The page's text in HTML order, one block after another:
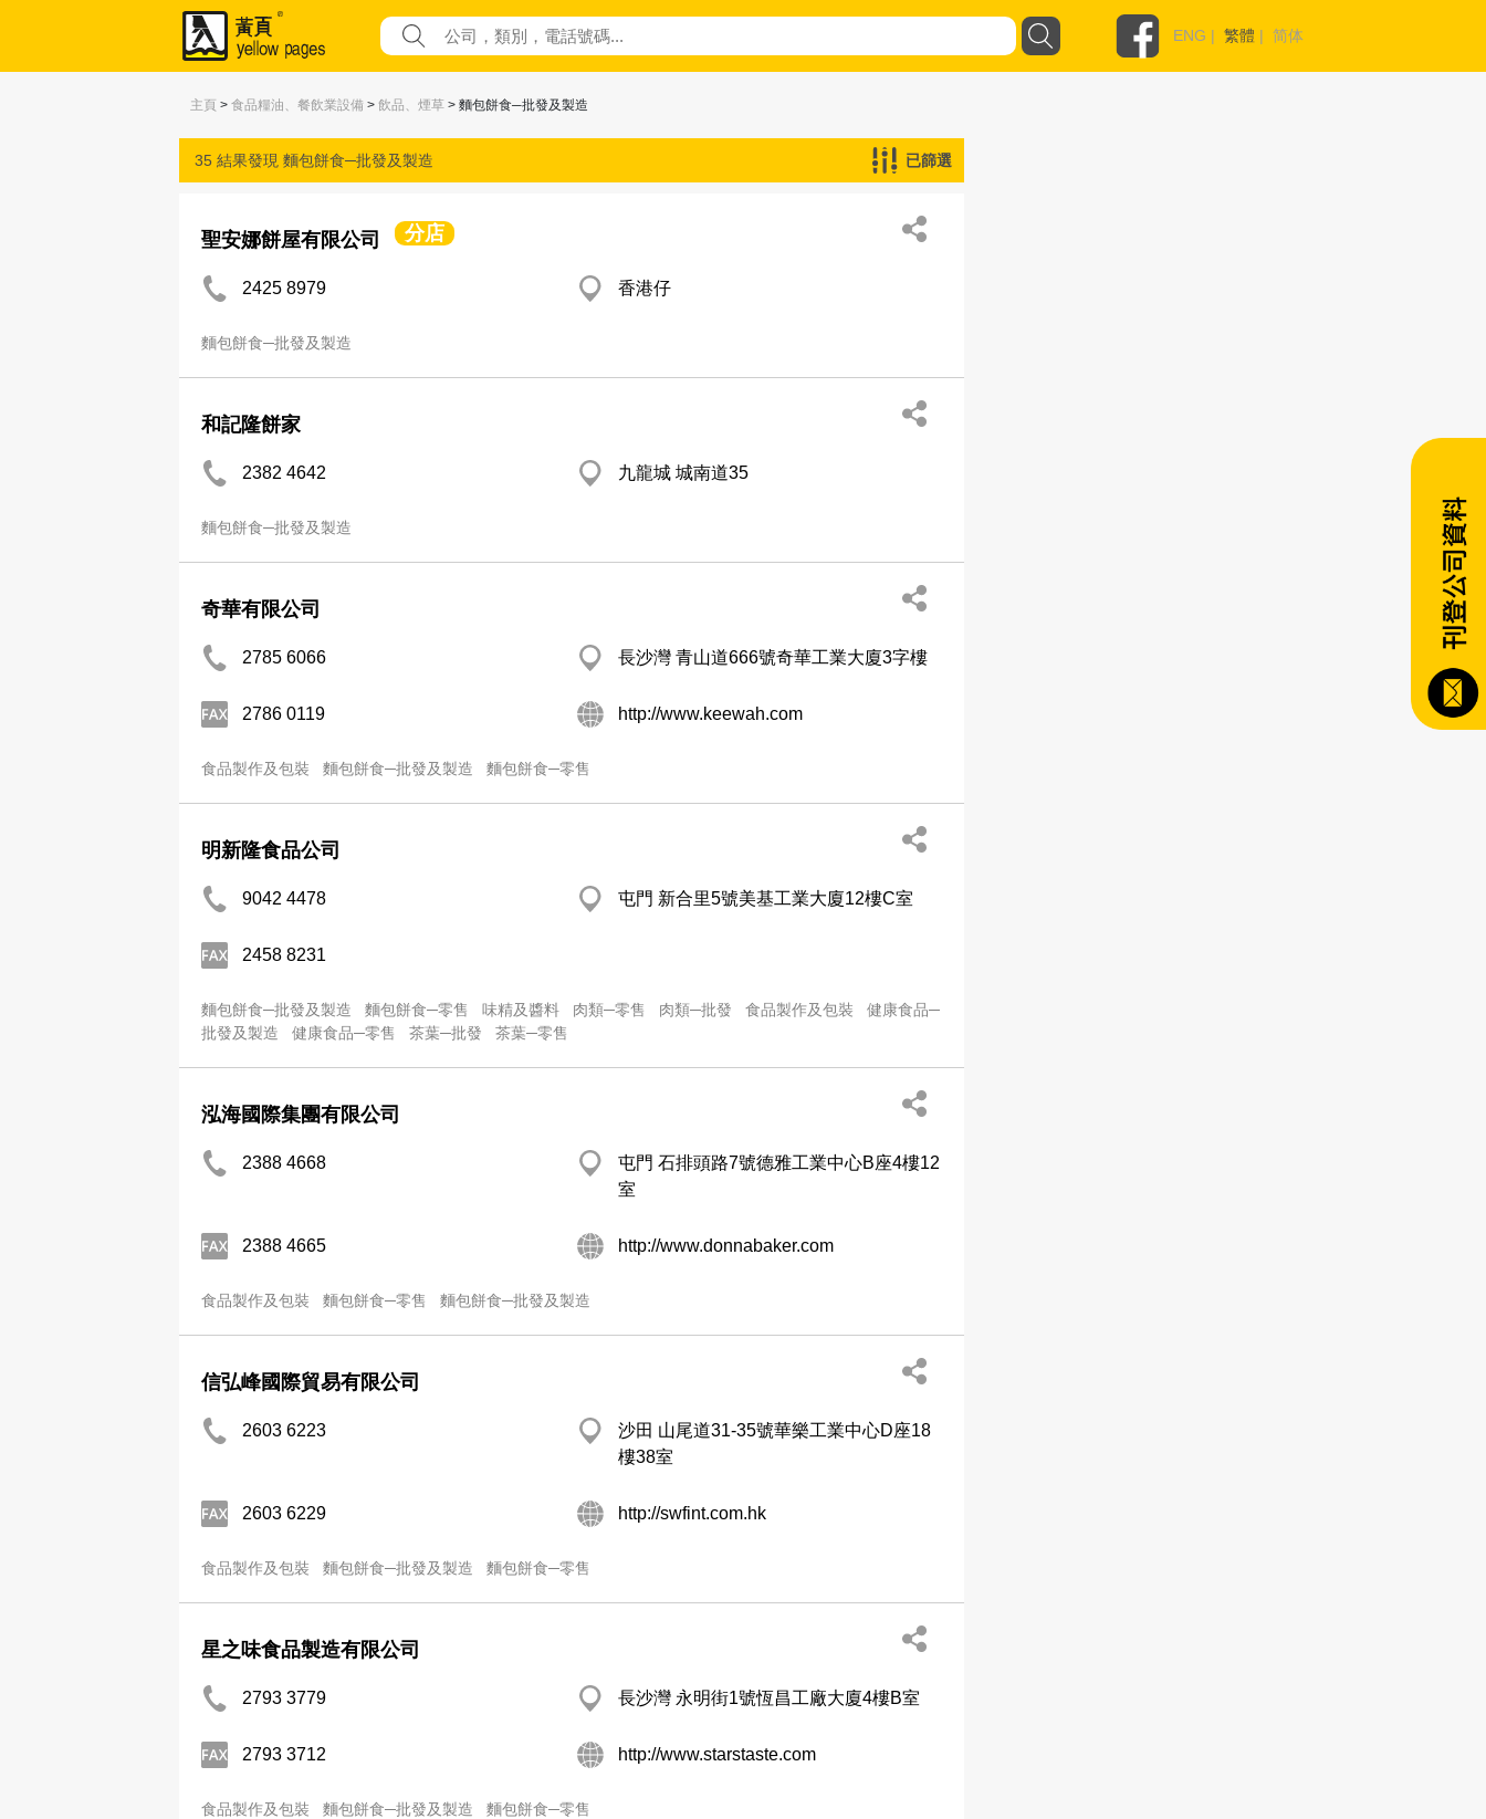
ENG | 繁體 | 简体
主頁 > 食品糧油、餐飲業設備 > 飲品、煙草 > 麵包餅食─批發及製造
35 結果發現 麵包餅食─批發及製造 已篩選
聖安娜餅屋有限公司 分店
2425 8979 香港仔
麵包餅食─批發及製造
和記隆餅家
2382 4642 九龍城 城南道35
麵包餅食─批發及製造
奇華有限公司
2785 6066 長沙灣 青山道666號奇華工業大廈3字樓
2786 0119 http://www.keewah.com
食品製作及包裝 麵包餅食─批發及製造 麵包餅食─零售
明新隆食品公司
9042 4478 屯門 新合里5號美基工業大廈12樓C室
2458 8231
麵包餅食─批發及製造 麵包餅食─零售 味精及醬料 肉類─零售 肉類─批發 食品製作及包裝
健康食品─
批發及製造
健康食品─零售 茶葉─批發 茶葉─零售
泓海國際集團有限公司
2388 4668
屯門 石排頭路7號德雅工業中心B座4樓12
室
2388 4665 http://www.donnabaker.com
食品製作及包裝 麵包餅食─零售 麵包餅食─批發及製造
信弘峰國際貿易有限公司
2603 6223
沙田 山尾道31-35號華樂工業中心D座18
樓38室
2603 6229 http://swfint.com.hk
食品製作及包裝 麵包餅食─批發及製造 麵包餅食─零售
星之味食品製造有限公司
2793 3779 長沙灣 永明街1號恆昌工廠大廈4樓B室
2793 3712 http://www.starstaste.com
食品製作及包裝 麵包餅食─批發及製造 麵包餅食─零售